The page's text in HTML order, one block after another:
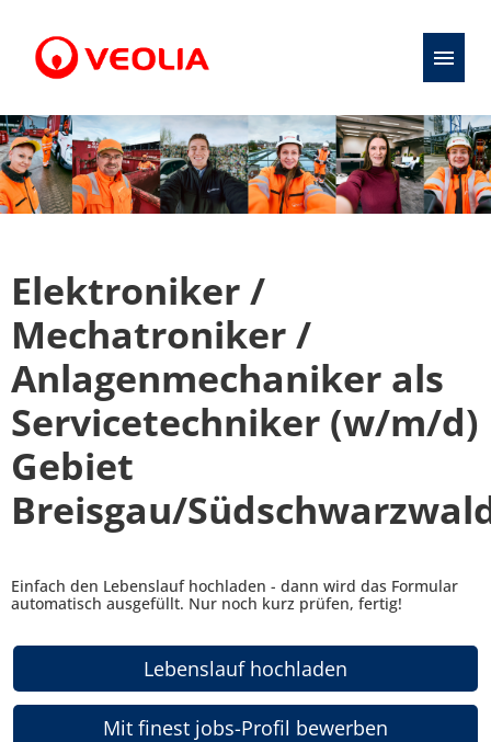
Stellenangebote
Initiativbewerbung
Ausbildung
Elektroniker /
Mechatroniker /
Anlagenmechaniker als
Servicetechniker (w/m/d)
Gebiet
Breisgau/
Einfach den Lebenslauf hochladen - dann wird das Formular
automatisch ausgefüllt. Nur noch kurz prüfen, fertig!
Lebenslauf hochladen
Mit finest jobs-Profil bewerben